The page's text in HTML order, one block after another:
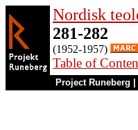
Nordisk
281-282
(1952-1957)
Table of
Project Runeberg